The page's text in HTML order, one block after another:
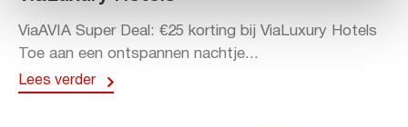
ViaAVIA Super Deal: €25 korting bij ViaLuxury Hotels
Toe aan een ontspannen nachtje...
Lees verder